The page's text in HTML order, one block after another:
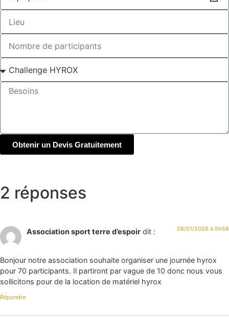
Obtenir un Devis Gratuitement
2 réponses
Association sport terre d’espoir dit : 28/01/2026 à 5h58
Bonjour notre association souhaite organiser une journée hyrox
pour 70 participants. Il partiront par vague de 10 donc nous vous
sollicitons pour de la location de matériel hyrox
Répondre